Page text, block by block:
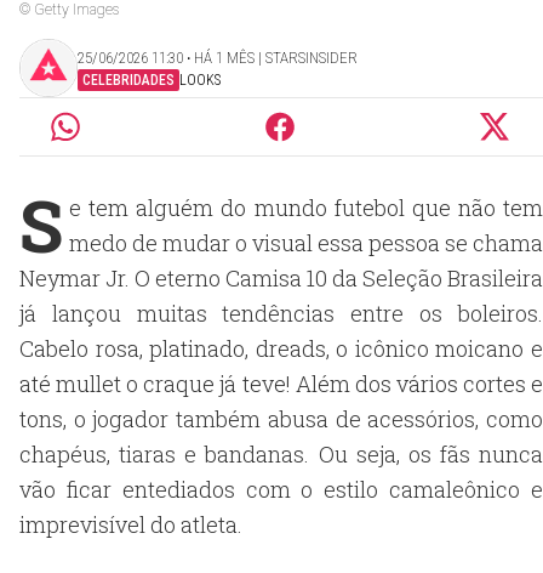
© Getty Images
25/06/2026 11:30 ‧ HÁ 1 MÊS | STARSINSIDER
CELEBRIDADES LOOKS
S e tem alguém do mundo futebol que não tem
medo de mudar o visual essa pessoa se chama
Neymar Jr. O eterno Camisa 10 da Seleção Brasileira
já lançou muitas tendências entre os boleiros.
Cabelo rosa, platinado, dreads, o icônico moicano e
até mullet o craque já teve! Além dos vários cortes e
tons, o jogador também abusa de acessórios, como
chapéus, tiaras e bandanas. Ou seja, os fãs nunca
vão ficar entediados com o estilo camaleônico e
imprevisível do atleta.